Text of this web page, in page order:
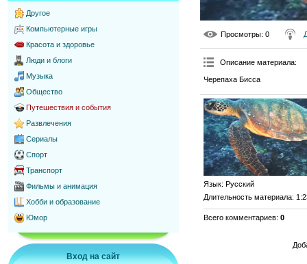
Другое
Компьютерные игры
Красота и здоровье
Люди и блоги
Музыка
Общество
Путешествия и события
Развлечения
Сериалы
Спорт
Транспорт
Фильмы и анимация
Хобби и образование
Юмор
Вход на сайт
Просмотры: 0
Описание материала:
Черепаха Бисса
Язык: Русский
Длительность материала:
Всего комментариев: 0